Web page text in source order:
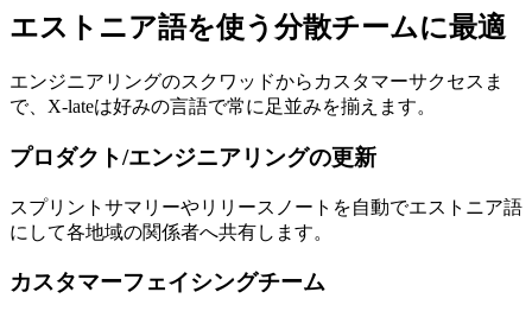
エストニア語を使う分散チームに最適
エンジニアリングのスクワッドからカスタマーサクセスま
で、X-lateは好みの言語で常に足並みを揃えます。
プロダクト/エンジニアリングの更新
スプリントサマリーやリリースノートを自動でエストニア語
にして各地域の関係者へ共有します。
カスタマーフェイシングチーム